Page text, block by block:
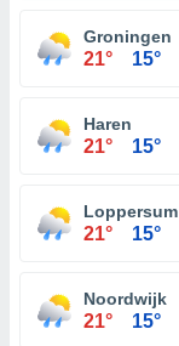
Groningen
21° 15°
Haren
21° 15°
Loppersum
21° 15°
Noordwijk
21° 15°